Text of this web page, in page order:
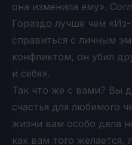
она изменила ему».
Гораздо лучше чем
справиться с личным
конфликтом, он убил
и себя».
Так что же с вами? Вы
счастья для любимого
жизни вам особо дела
как вам того